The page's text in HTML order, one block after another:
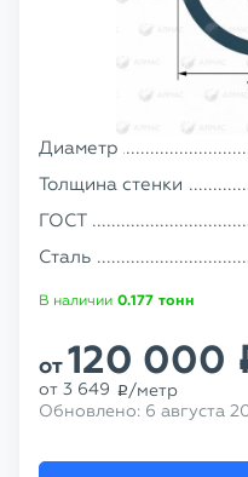
Диаметр
Толщина стенки
ГОСТ
Сталь
В наличии 0.177 тонн
от120 000
от 3 649 p /метр
Обновлено: 6 августа